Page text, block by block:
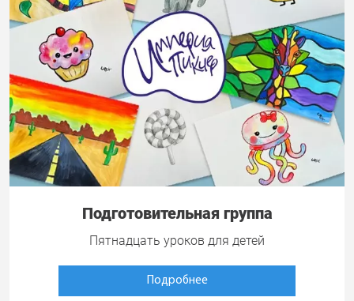
Подготовительная группа
Пятнадцать уроков для детей
Подробнее